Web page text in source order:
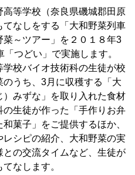
等学校（奈良県磯城郡田原
なしをする「大和野菜列車
菜～ツアー」を２０１８年3
つどい」で実施します。
校バイオ技術科の生徒が校
うち、3月に収穫する「大
みずな」を取り入れた食材
生徒が作った「手作りお弁
菓子」をご提供するほか、
シピの紹介、大和野菜の実
の交流タイムなど、生徒が
なします。